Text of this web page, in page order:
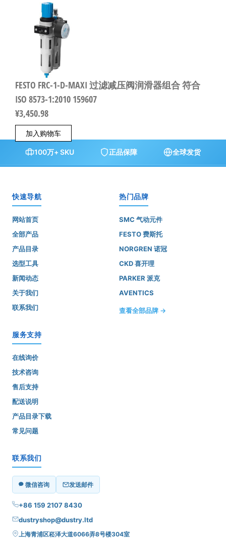
FESTO FRC-1-D-MAXI 过滤减压阀润滑器组合 符合
ISO 8573-1:2010 159607
¥3,450.98
加入购物车
100万+ SKU 正品保障 全球发货
快速导航
网站首页
全部产品
产品目录
选型工具
新闻动态
关于我们
联系我们
热门品牌
SMC 气动元件
FESTO 费斯托
NORGREN 诺冠
CKD 喜开理
PARKER 派克
AVENTICS
查看全部品牌 →
服务支持
在线询价
技术咨询
售后支持
配送说明
产品目录下载
常见问题
联系我们
微信咨询 发送邮件
+86 159 2107 8430
dustryshop@dustry.ltd
上海青浦区崧泽大道6066弄8号楼304室